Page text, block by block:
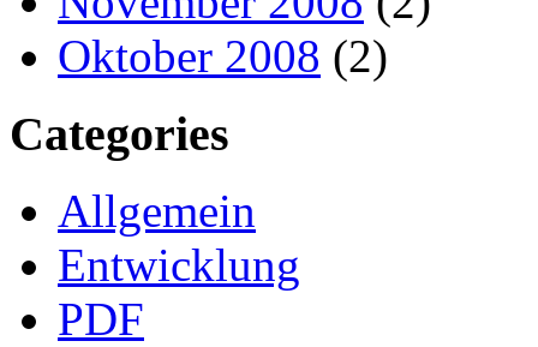
Oktober 2008 (2)
Categories
Allgemein
Entwicklung
PDF